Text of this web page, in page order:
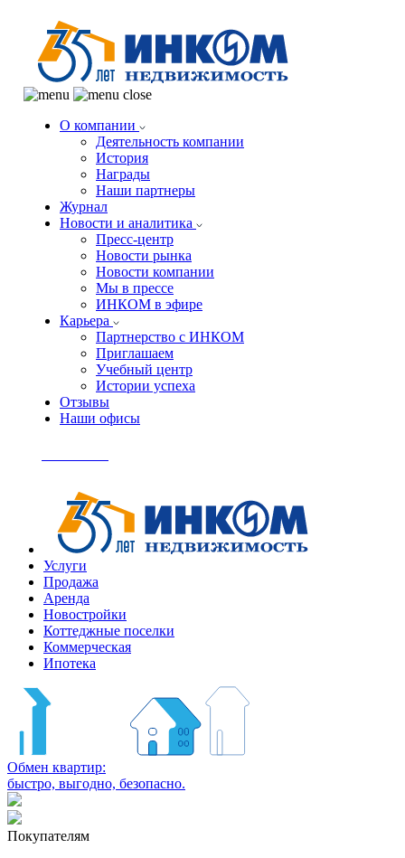
О компании
Деятельность компании
История
Награды
Наши партнеры
Журнал
Новости и аналитика
Пресс-центр
Новости рынка
Новости компании
Мы в прессе
ИНКОМ в эфире
Карьера
Партнерство с ИНКОМ
Приглашаем
Учебный центр
Истории успеха
Отзывы
Наши офисы
Услуги
Продажа
Аренда
Новостройки
Коттеджные поселки
Коммерческая
Ипотека
Обмен квартир:
быстро, выгодно, безопасно.
Покупателям